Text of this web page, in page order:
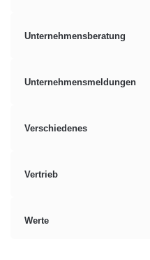
Unternehmensberatung
Unternehmensmeldungen
Verschiedenes
Vertrieb
Werte